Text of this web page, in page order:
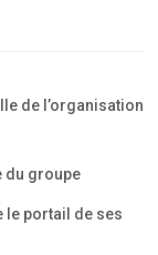
de l’organisation
du groupe
le portail de ses